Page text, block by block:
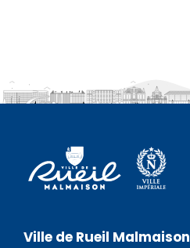
Ville de Rueil Malmaison